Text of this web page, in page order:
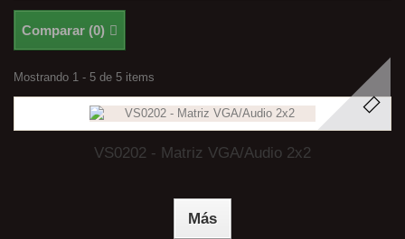
Comparar (0)
Mostrando 1 - 5 de 5 items
VS0202 - Matriz VGA/Audio 2x2
Más